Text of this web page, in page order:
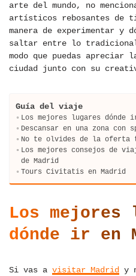
arte del mundo, no
artísticos rebosantes de
manera de experimentar y
saltar entre lo
modo que puedas
ciudad junto con su
Guía del viaje
Los mejores lugares dónde
Descansar en una zona con
No te olvides de la oferta
Los mejores consejos de
de Madrid
Tours Civitatis en Madrid
Los mejores
dónde ir en
Si vas a visitar Madrid y